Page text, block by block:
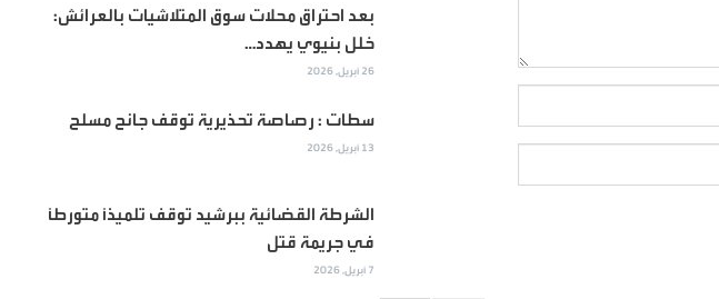
بعد احتراق محلات سوق المتلاشيات بالعرائش:
خلل بنيوي يهدد…
26 أبريل, 2026
سطات : رصاصة تحذيرية توقف جانح مسلح
13 أبريل, 2026
الشرطة القضائية ببرشيد توقف تلميذاً متورطاً
في جريمة قتل
7 أبريل, 2026